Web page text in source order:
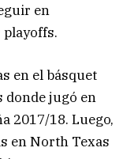
en
playoffs.
en el básquet
donde jugó en
2017/18. Luego,
en North Texas